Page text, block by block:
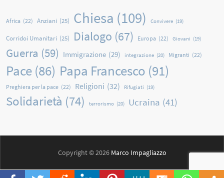
Africa (22) Anziani (25) Chiesa (109) Convivere (19)
Corridoi Umanitari (25) Dialogo (67) Europa (22) Giovani (19)
Guerra (59) Immigrazione (29) integrazione (20) Migranti (22)
Pace (86) Papa Francesco (91)
Preghiera per la pace (22) Religioni (32) Rifugiati (19)
Solidarietà (74) terrorismo (20) Ucraina (41)
Copyright © 2026 Marco Impagliazzo